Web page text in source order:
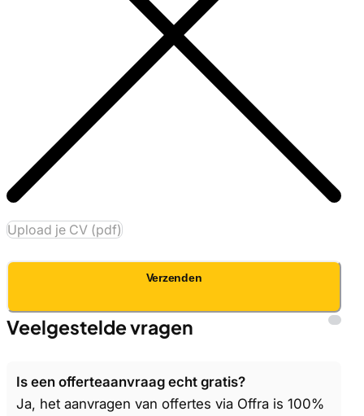
Upload je CV (pdf)
Verzenden
Veelgestelde vragen
Is een offerteaanvraag echt gratis?
Ja, het aanvragen van offertes via Offra is 100%